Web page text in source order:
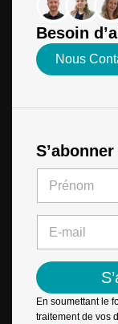
Besoin
Nous
m
*
*
m
a
i
l
*
En soumettant le
traitement de vos